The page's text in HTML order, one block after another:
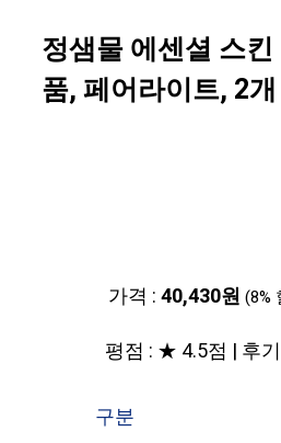
정샘물 에센셜 스
품, 페어라이트, 2개
가격 :40,430원 (8%
평점 : ★ 4.5점 | 후
구분